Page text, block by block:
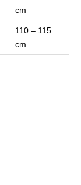
cm
110 – 115
cm